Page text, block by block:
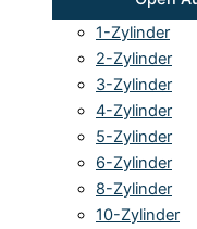
1-Zylinder
2-Zylinder
3-Zylinder
4-Zylinder
5-Zylinder
6-Zylinder
8-Zylinder
10-Zylinder